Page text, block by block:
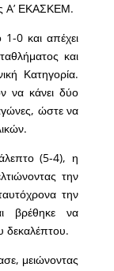
A’ ΕΚΑΣΚΕΜ.
0 και απέχει
και
Κατηγορία.
να κάνει δύο
ώστε να
(5-4), η
την
την
βρέθηκε να
δεκαλέπτου.
μειώνοντας